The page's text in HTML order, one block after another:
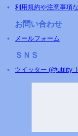
利用規約や注意事項
お問い合わせ
メールフォーム
ＳＮＳ
ツイッター